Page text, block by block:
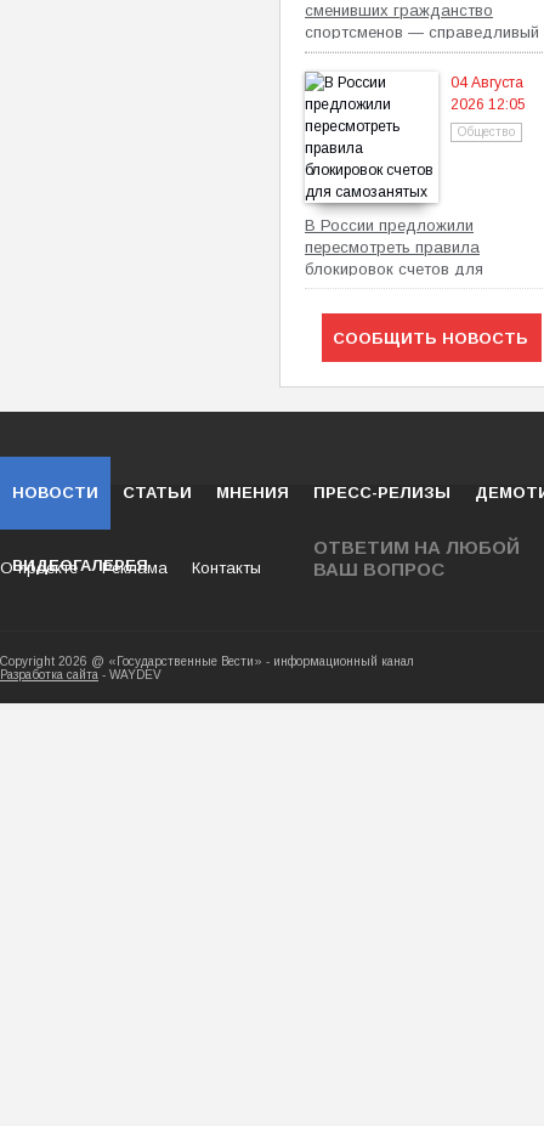
сменивших гражданство
спортсменов — справедливый
механизм
04 Августа
2026 12:05
Общество
В России предложили
пересмотреть правила
блокировок счетов для
самозанятых
СООБЩИТЬ НОВОСТЬ
НОВОСТИ СТАТЬИ МНЕНИЯ ПРЕСС-РЕЛИЗЫ
ВИДЕОГАЛЕРЕЯ
ОТВЕТИМ НА ЛЮБОЙ
ВАШ ВОПРОС
О проекте Реклама Контакты
Copyright 2026 @ «Государственные Вести» -
Разработка сайта - WAYDEV